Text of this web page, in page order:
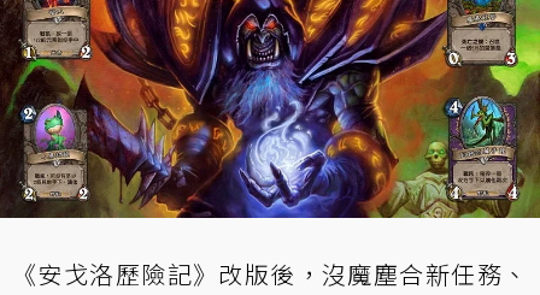
《安戈洛歷險記》改版後，沒魔塵合新任務、